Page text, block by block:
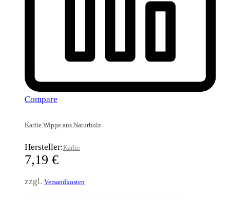
Compare
Karlie Wippe aus Naturholz
Hersteller:Karlie
7,19 €
zzgl. Versandkosten